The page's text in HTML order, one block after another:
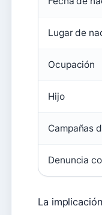
Lugar de
Ocupación
Hijo
Campañas
Denuncia
La